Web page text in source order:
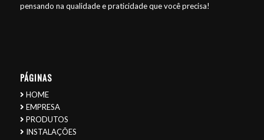
pensando na qualidade e praticidade que você precisa!
PÁGINAS
HOME
EMPRESA
PRODUTOS
INSTALAÇÕES